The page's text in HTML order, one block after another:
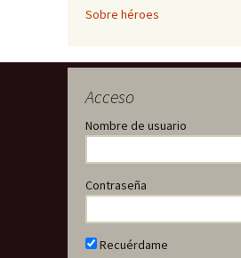
Sobre héroes
Acceso
Nombre de usuario
Contraseña
Recuérdame